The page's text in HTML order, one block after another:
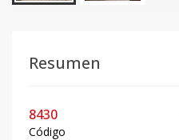
Resumen
8430
Código